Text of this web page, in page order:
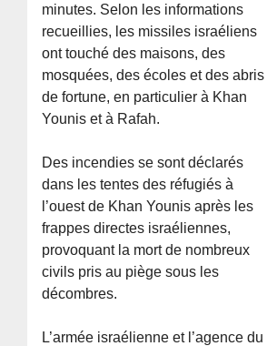
minutes. Selon les informations
recueillies, les missiles israéliens
ont touché des maisons, des
mosquées, des écoles et des abris
de fortune, en particulier à Khan
Younis et à Rafah.
Des incendies se sont déclarés
dans les tentes des réfugiés à
l’ouest de Khan Younis après les
frappes directes israéliennes,
provoquant la mort de nombreux
civils pris au piège sous les
décombres.
L’armée israélienne et l’agence du